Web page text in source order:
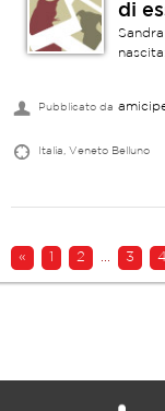
di
Pubblicato da
Italia, Veneto Belluno
« 1 2 3 4